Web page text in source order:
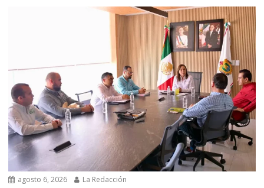
agosto 6, 2026 La Redacción